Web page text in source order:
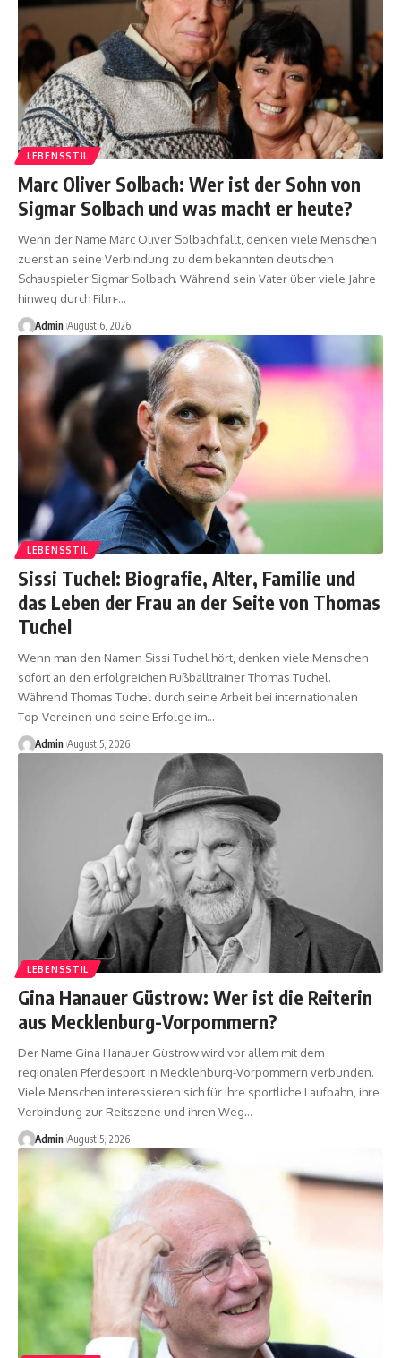
LEBENSSTIL
Marc Oliver Solbach: Wer ist der Sohn von
Sigmar Solbach und was macht er heute?
Wenn der Name Marc Oliver Solbach fällt, denken viele Menschen
zuerst an seine Verbindung zu dem bekannten deutschen
Schauspieler Sigmar Solbach. Während sein Vater über viele Jahre
hinweg durch Film-…
Admin August 6, 2026
LEBENSSTIL
Sissi Tuchel: Biografie, Alter, Familie und
das Leben der Frau an der Seite von Thomas
Tuchel
Wenn man den Namen Sissi Tuchel hört, denken viele Menschen
sofort an den erfolgreichen Fußballtrainer Thomas Tuchel.
Während Thomas Tuchel durch seine Arbeit bei internationalen
Top-Vereinen und seine Erfolge im…
Admin August 5, 2026
LEBENSSTIL
Gina Hanauer Güstrow: Wer ist die Reiterin
aus Mecklenburg-Vorpommern?
Der Name Gina Hanauer Güstrow wird vor allem mit dem
regionalen Pferdesport in Mecklenburg-Vorpommern verbunden.
Viele Menschen interessieren sich für ihre sportliche Laufbahn, ihre
Verbindung zur Reitszene und ihren Weg…
Admin August 5, 2026